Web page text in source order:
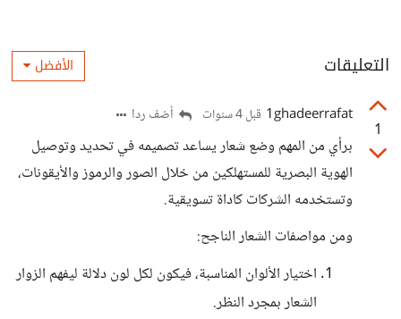
التعليقات الأفضل
1
1ghadeerrafat قبل 4 سنوات أضف ردا
برأي من المهم وضع شعار يساعد تصميمه في تحديد وتوصيل
الهوية البصرية للمستهلكين من خلال الصور والرموز والأيقونات،
وتستخدمه الشركات كاداة تسويقية.
ومن مواصفات الشعار الناجح:
اختيار الألوان المناسبة، فيكون لكل لون دلالة ليفهم الزوار
الشعار بمجرد النظر.